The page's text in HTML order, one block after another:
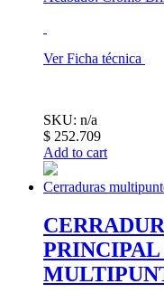
Ver Ficha técnica
SKU: n/a
$ 252.709
Add to cart
Cerraduras